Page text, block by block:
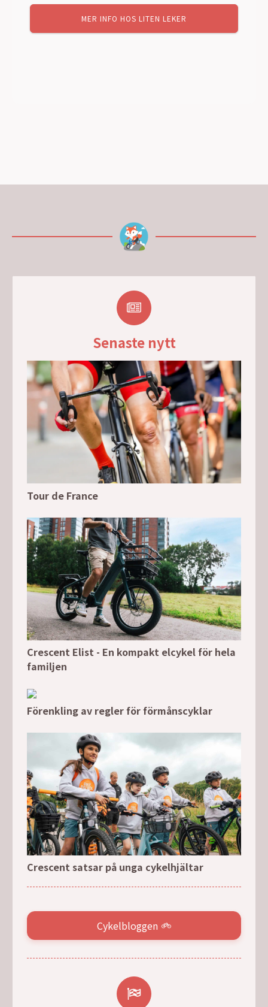
MER INFO HOS LITEN LEKER
Senaste nytt
Tour de France
Crescent Elist - En kompakt elcykel för hela
familjen
Förenkling av regler för förmånscyklar
Crescent satsar på unga cykelhjältar
Cykelbloggen